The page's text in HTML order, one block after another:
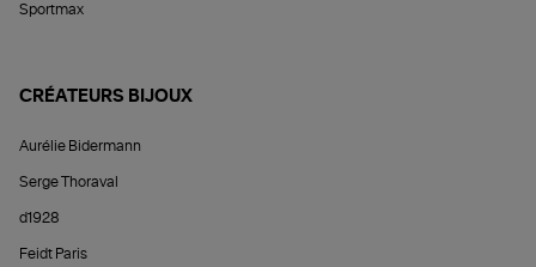
Sportmax
CRÉATEURS BIJOUX
Aurélie Bidermann
Serge Thoraval
d1928
Feidt Paris